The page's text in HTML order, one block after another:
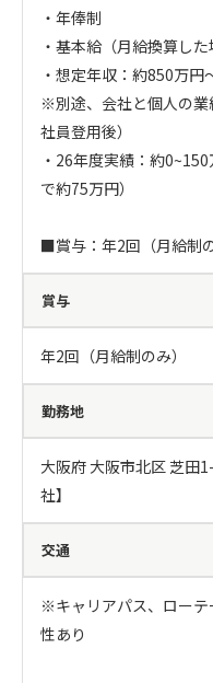
・年俸制
・基本給（月給換算し
・想定年収：約850万円
※別途、会社と個人の
社員登用後）
・26年度実績：約
で約75万円）
■賞与：年2回（月給制の
賞与
年2回（月給制のみ）
勤務地
大阪府 大阪市北区 芝田
社】
交通
※キャリアパス、ロー
性あり